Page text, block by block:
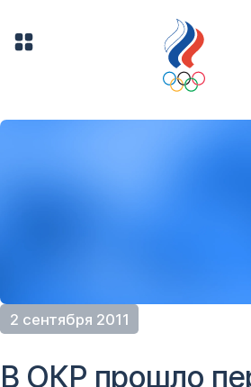
2 сентября 2011
В ОКР прошло